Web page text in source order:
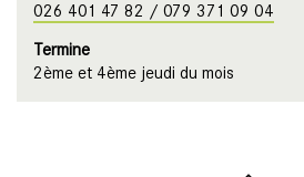
026 401 47 82 / 079 371 09 04
Termine
2ème et 4ème jeudi du mois